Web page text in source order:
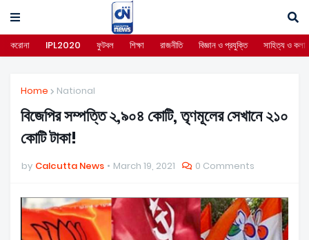
করোনা IPL2020 ফুটবল শিক্ষা রাজনীতি বিজ্ঞান ও প্রযুক্তি সাহিত্য ও কলা
Home National
বিজেপির সম্পত্তি ২,৯০৪ কোটি, তৃণমূলের সেখানে ২১০
কোটি টাকা!
by Calcutta News March 19, 2021 0 Comments